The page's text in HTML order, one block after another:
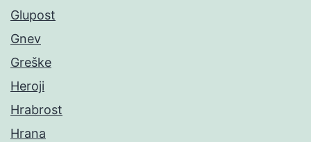
Glupost
Gnev
Greške
Heroji
Hrabrost
Hrana